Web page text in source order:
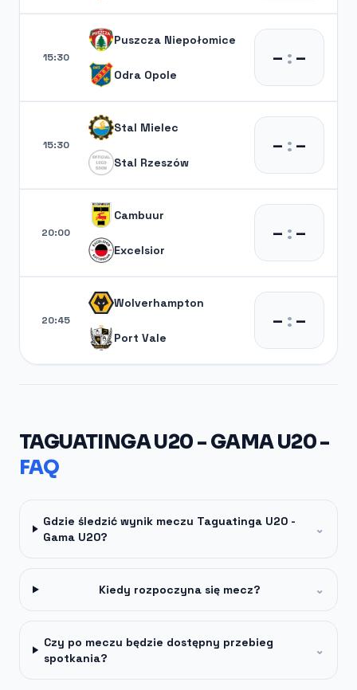
15:30
Puszcza Niepołomice
Odra Opole
– :–
15:30
Stal Mielec
Stal Rzeszów
– :–
20:00
Cambuur
Excelsior
– :–
20:45
Wolverhampton
Port Vale
– :–
TAGUATINGA U20 - GAMA U20 -
FAQ
Gdzie śledzić wynik meczu Taguatinga U20 -
Gama U20?
⌄
Kiedy rozpoczyna się mecz? ⌄
Czy po meczu będzie dostępny przebieg
spotkania?
⌄